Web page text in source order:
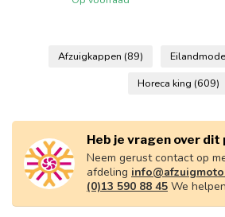
Afzuigkappen (89)
Horeca king (609)
Heb je vragen over
Neem gerust contact op
afdeling
(0)13 590 88 45 We